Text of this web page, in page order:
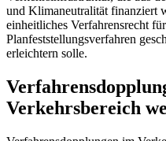
und Klimaneutralität finanziert
einheitliches Verfahrensrecht
Planfeststellungsverfahren
erleichtern solle.
Verkehrsbereich